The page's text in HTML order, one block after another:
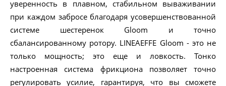
уверенность в плавном, стабильном вываживании
при каждом забросе благодаря усовершенствованной
системе шестеренок Gloom и точно
сбалансированному ротору. LINEAEFFE Gloom - это не
только мощность; это еще и ловкость. Тонко
настроенная система фрикциона позволяет точно
регулировать усилие, гарантируя, что вы сможете